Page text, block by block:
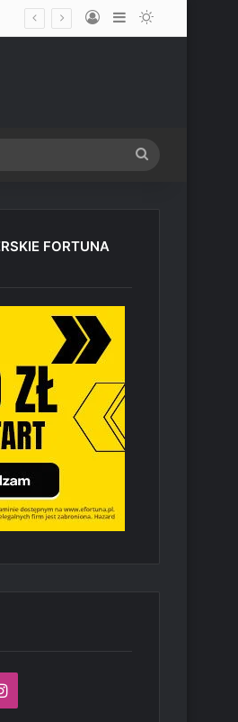
Log InSidebarSwitch skin
FORTUNA
Instagram